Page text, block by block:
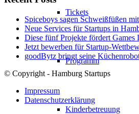
Tickets
Programm
Kinderbetreuung
Spiceboys sagen Schweißfüßen
Neue Services für Startups in
Diese fünf Projekte fördert Games
Jetzt bewerben für Startup-
goodBytz bringt seine
© Copyright - Hamburg Startups
Impressum
Datenschutzerklärung